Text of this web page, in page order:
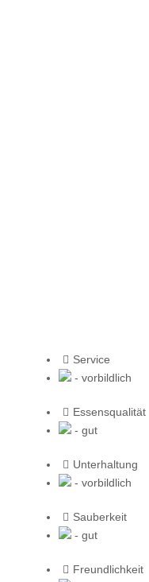
Service
- vorbildlich
Essensqualität
- gut
Unterhaltung
- vorbildlich
Sauberkeit
- gut
Freundlichkeit